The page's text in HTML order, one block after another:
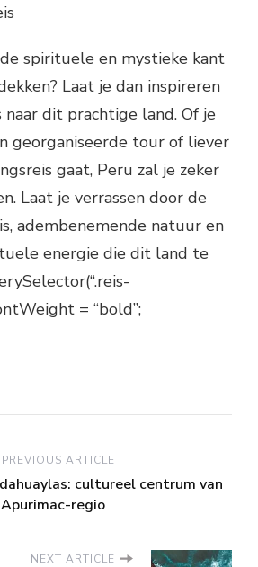
spirituele en mystieke kant
Laat je dan inspireren
naar dit prachtige land. Of je
georganiseerde tour of liever
gaat, Peru zal je zeker
Laat je verrassen door de
adembenemende natuur en
energie die dit land te
= “bold”;
PREVIOUS ARTICLE
cultureel centrum van
regio
NEXT ARTICLE